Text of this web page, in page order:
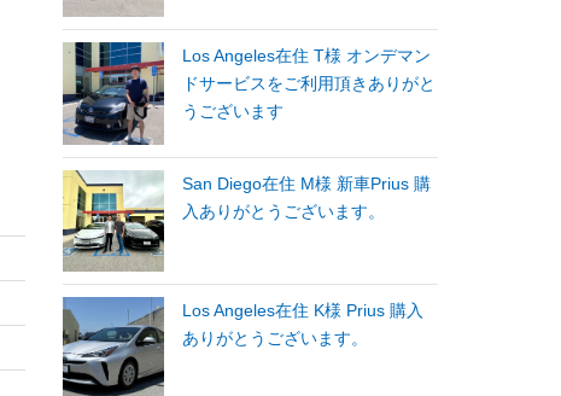
Los Angeles在住 T様 オンデマン
ドサービスをご利用頂きありがと
うございます
San Diego在住 M様 新車Prius 購
入ありがとうございます。
Los Angeles在住 K様 Prius 購入
ありがとうございます。